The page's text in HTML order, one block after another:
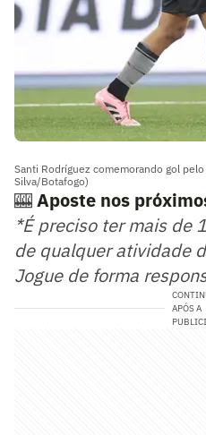
Santi Rodríguez comemorando gol
Silva/Botafogo)
🎰Aposte nos
*É preciso ter mais de
de qualquer atividade
Jogue de forma
APÓS A